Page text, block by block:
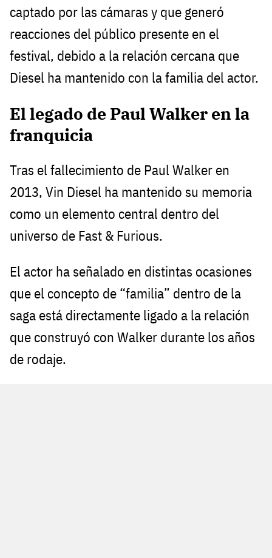
captado por las cámaras y que generó
reacciones del público presente en el
festival, debido a la relación cercana que
Diesel ha mantenido con la familia del actor.
El legado de Paul Walker en la
franquicia
Tras el fallecimiento de Paul Walker en
2013, Vin Diesel ha mantenido su memoria
como un elemento central dentro del
universo de Fast & Furious.
El actor ha señalado en distintas ocasiones
que el concepto de “familia” dentro de la
saga está directamente ligado a la relación
que construyó con Walker durante los años
de rodaje.